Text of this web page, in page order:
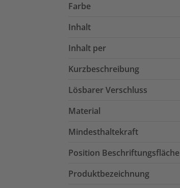
Farbe
Inhalt
Inhalt per
Kurzbeschreibung
Lösbarer Verschluss
Material
Mindesthaltekraft
Position Beschriftungsfläche
Produktbezeichnung